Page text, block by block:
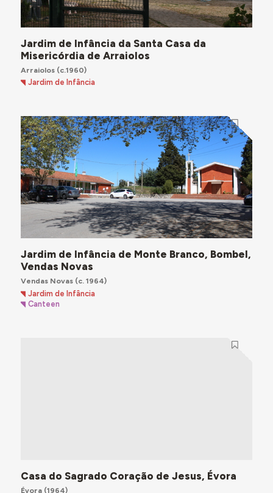
Jardim de Infância da Santa Casa da
Misericórdia de Arraiolos
Arraiolos(c.1960)
Jardim de Infância
Jardim de Infância de Monte Branco, Bombel,
Vendas Novas
Vendas Novas(c. 1964)
Jardim de Infância
Canteen
Casa do Sagrado Coração de Jesus, Évora
Évora(1964)